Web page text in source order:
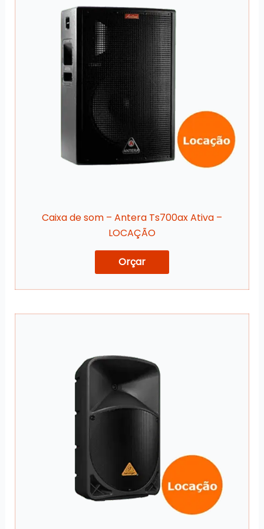
Caixa de som – Antera Ts700ax Ativa –
LOCAÇÃO
Orçar